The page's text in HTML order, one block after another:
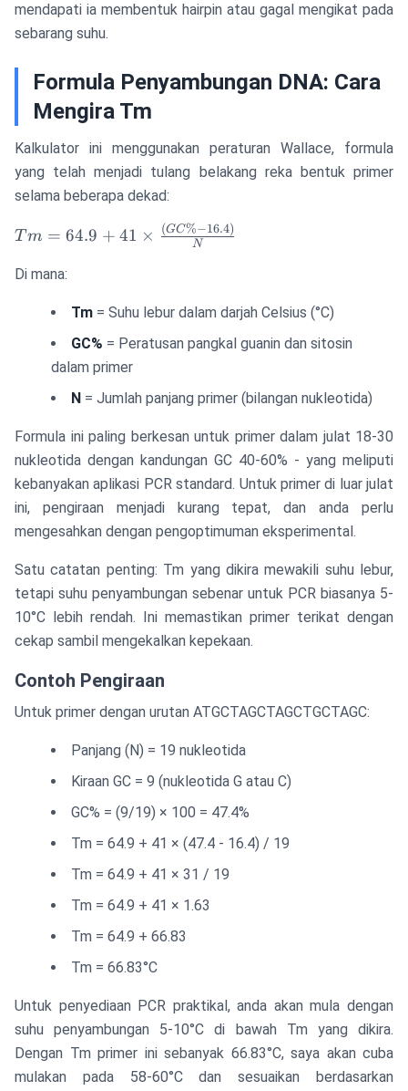
mendapati ia membentuk hairpin atau gagal mengikat pada
sebarang suhu.
Formula Penyambungan DNA: Cara
Mengira Tm
Kalkulator ini menggunakan peraturan Wallace, formula
yang telah menjadi tulang belakang reka bentuk primer
selama beberapa dekad:
Tm = 64.9 +
\frac{(GC\%
T m = 64.9 + 41 × N
(GC%−16.4)
Di mana:
Tm = Suhu lebur dalam darjah Celsius (°C)
GC% = Peratusan pangkal guanin dan sitosin
dalam primer
N = Jumlah panjang primer (bilangan nukleotida)
Formula ini paling berkesan untuk primer dalam julat 18-30
nukleotida dengan kandungan GC 40-60% - yang meliputi
kebanyakan aplikasi PCR standard. Untuk primer di luar julat
ini, pengiraan menjadi kurang tepat, dan anda perlu
mengesahkan dengan pengoptimuman eksperimental.
Satu catatan penting: Tm yang dikira mewakili suhu lebur,
tetapi suhu penyambungan sebenar untuk PCR biasanya 5-
10°C lebih rendah. Ini memastikan primer terikat dengan
cekap sambil mengekalkan kepekaan.
Contoh Pengiraan
Untuk primer dengan urutan ATGCTAGCTAGCTGCTAGC:
Panjang (N) = 19 nukleotida
Kiraan GC = 9 (nukleotida G atau C)
GC% = (9/19) × 100 = 47.4%
Tm = 64.9 + 41 × (47.4 - 16.4) / 19
Tm = 64.9 + 41 × 31 / 19
Tm = 64.9 + 41 × 1.63
Tm = 64.9 + 66.83
Tm = 66.83°C
Untuk penyediaan PCR praktikal, anda akan mula dengan
suhu penyambungan 5-10°C di bawah Tm yang dikira.
Dengan Tm primer ini sebanyak 66.83°C, saya akan cuba
mulakan pada 58-60°C dan sesuaikan berdasarkan